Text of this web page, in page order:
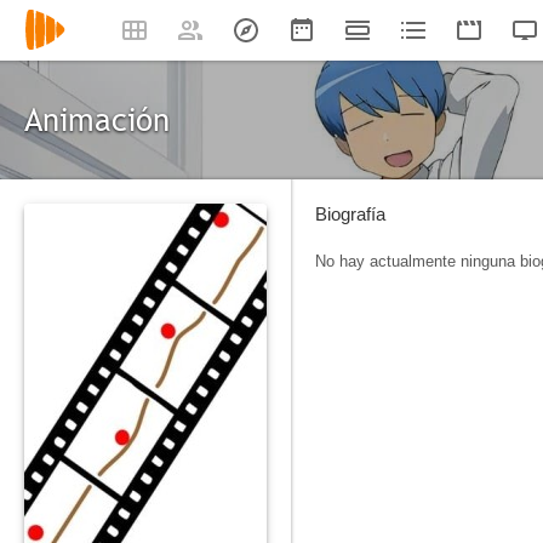
Animación
Biografía
No hay actualmente ninguna